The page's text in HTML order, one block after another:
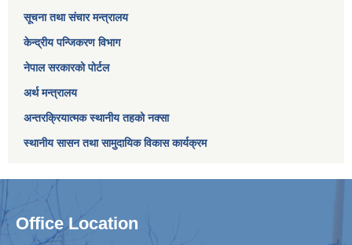
सूचना तथा संचार मन्त्रालय
केन्द्रीय पन्जिकरण विभाग
नेपाल सरकारको पोर्टल
अर्थ मन्त्रालय
अन्तरक्रियात्मक स्थानीय तहको नक्सा
स्थानीय सासन तथा सामुदायिक विकास कार्यक्रम
Office Location